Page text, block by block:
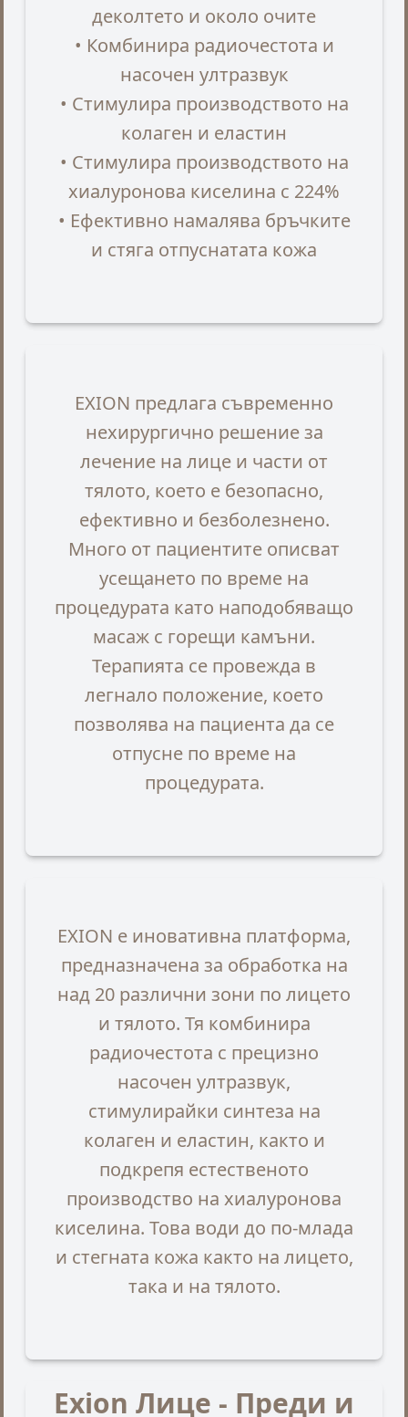
деколтето и около очите
• Комбинира радиочестота и
насочен ултразвук
• Стимулира производството на
колаген и еластин
• Стимулира производството на
хиалуронова киселина с 224%
• Ефективно намалява бръчките
и стяга отпуснатата кожа
EXION предлага съвременно
нехирургично решение за
лечение на лице и части от
тялото, което е безопасно,
ефективно и безболезнено.
Много от пациентите описват
усещането по време на
процедурата като наподобяващо
масаж с горещи камъни.
Терапията се провежда в
легнало положение, което
позволява на пациента да се
отпусне по време на
процедурата.
EXION е иновативна платформа,
предназначена за обработка на
над 20 различни зони по лицето
и тялото. Тя комбинира
радиочестота с прецизно
насочен ултразвук,
стимулирайки синтеза на
колаген и еластин, както и
подкрепя естественото
производство на хиалуронова
киселина. Това води до по-млада
и стегната кожа както на лицето,
така и на тялото.
Еxion Лице - Преди и